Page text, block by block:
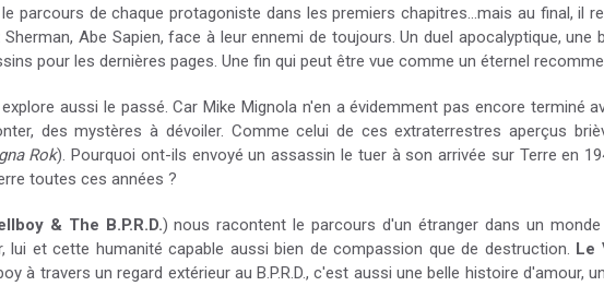
parcours de chaque protagoniste dans les premiers chapitres...mais au final, il
Abe Sapien, face à leur ennemi de toujours. Un duel apocalyptique,
pour les dernières pages. Une fin qui peut être vue comme un éternel
aussi le passé. Car Mike Mignola n'en a évidemment pas encore terminé
des mystères à dévoiler. Comme celui de ces extraterrestres aperçus
Rok). Pourquoi ont-ils envoyé un assassin le tuer à son arrivée sur Terre en
toutes ces années ?
& The B.P.R.D.) nous racontent le parcours d'un étranger dans un
lui et cette humanité capable aussi bien de compassion que de destruction. Le
à travers un regard extérieur au B.P.R.D., c'est aussi une belle histoire d'amour,